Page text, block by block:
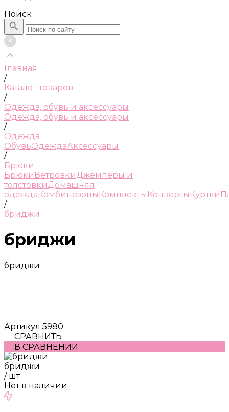
Поиск
Главная
/
Каталог товаров
/
Одежда, обувь и аксессуары
Одежда, обувь и аксессуары
/
Одежда
ОбувьОдеждаАксессуары
/
Брюки
Брюки ВетровкиДжемперы и
толстовкиДомашняя
одеждаКомбинезоны Комплекты Конверты Куртки
/
бриджи
бриджи
бриджи
Артикул 5980
СРАВНИТЬ
В СРАВНЕНИИ
бриджи
/ шт
Нет в наличии